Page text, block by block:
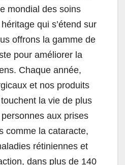
mondial des soins
qui s’étend sur
offrons la gamme de
pour améliorer la
Chaque année,
et nos produits
la vie de plus
aux prises
comme la cataracte,
rétiniennes et
dans plus de 140